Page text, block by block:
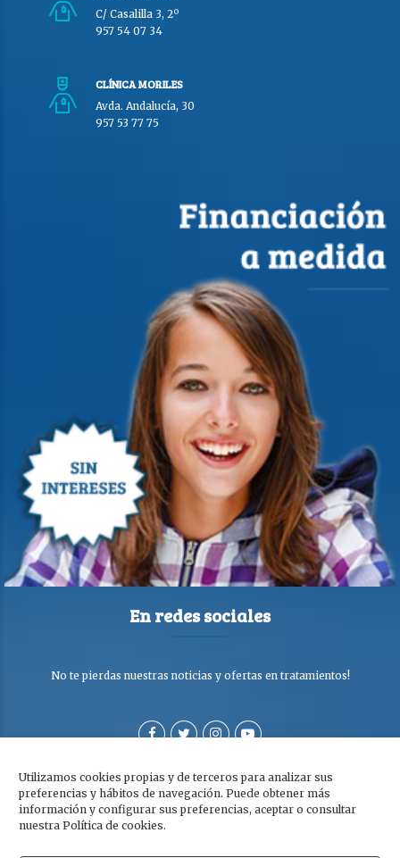
Utilizamos cookies propias y de terceros para analizar sus
preferencias y hábitos de navegación. Puede obtener más
información y configurar sus preferencias, aceptar o consultar
nuestra Política de cookies.
C/ Casalilla 3, 2º
957 54 07 34
CLÍNICA MORILES
Avda. Andalucía, 30
957 53 77 75
En redes sociales
No te pierdas nuestras noticias y ofertas en tratamientos!